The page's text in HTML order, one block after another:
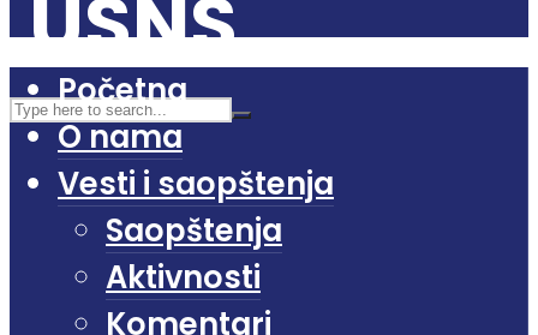
Početna
O nama
Vesti i saopštenja
Saopštenja
Aktivnosti
Komentari